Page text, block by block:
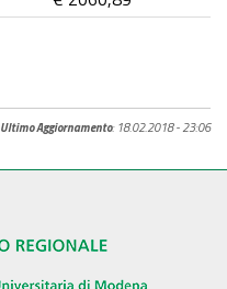
Ultimo Aggiornamento: 18.02.2018 - 23:06